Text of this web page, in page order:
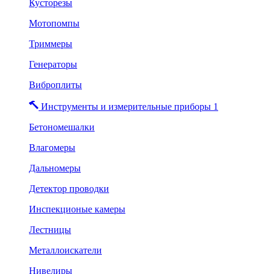
Кусторезы
Мотопомпы
Триммеры
Генераторы
Виброплиты
Инструменты и измерительные приборы 1
Бетономешалки
Влагомеры
Дальномеры
Детектор проводки
Инспекционые камеры
Лестницы
Металлоискатели
Нивелиры